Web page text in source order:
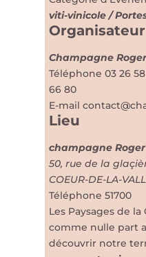
viti-vinicole /
Lieu
champagne
50, rue de la
COEUR-DE-LA-
Téléphone 51700
Les Paysages de
comme nulle part
découvrir notre
Organisateur
Champagne
Téléphone03 26
66 80
E-mail